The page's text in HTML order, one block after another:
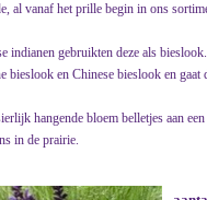
al vanaf het prille begin in ons
indianen gebruikten deze als
bieslook en Chinese bieslook en
hangende bloem belletjes aan
in de prairie.